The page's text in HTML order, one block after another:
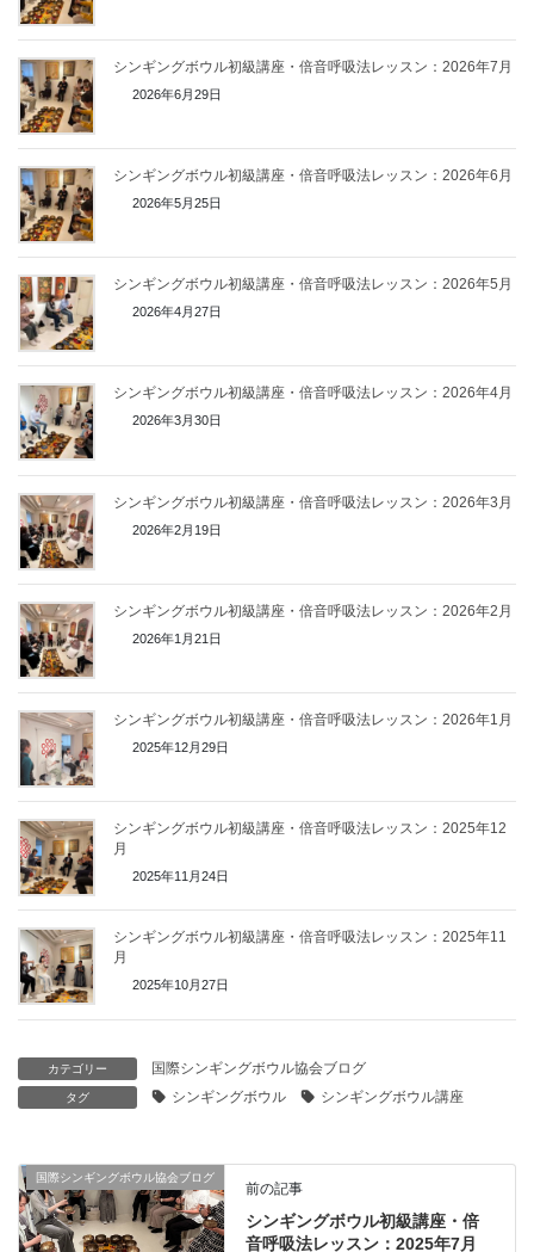
シンギングボウル初級講座・倍音呼吸法レッスン：2026年7月
2026年6月29日
シンギングボウル初級講座・倍音呼吸法レッスン：2026年6月
2026年5月25日
シンギングボウル初級講座・倍音呼吸法レッスン：2026年5月
2026年4月27日
シンギングボウル初級講座・倍音呼吸法レッスン：2026年4月
2026年3月30日
シンギングボウル初級講座・倍音呼吸法レッスン：2026年3月
2026年2月19日
シンギングボウル初級講座・倍音呼吸法レッスン：2026年2月
2026年1月21日
シンギングボウル初級講座・倍音呼吸法レッスン：2026年1月
2025年12月29日
シンギングボウル初級講座・倍音呼吸法レッスン：2025年12
月
2025年11月24日
シンギングボウル初級講座・倍音呼吸法レッスン：2025年11
月
2025年10月27日
カテゴリー 国際シンギングボウル協会ブログ
タグ シンギングボウル シンギングボウル講座
国際シンギングボウル協会ブログ
前の記事
シンギングボウル初級講座・倍
音呼吸法レッスン：2025年7月